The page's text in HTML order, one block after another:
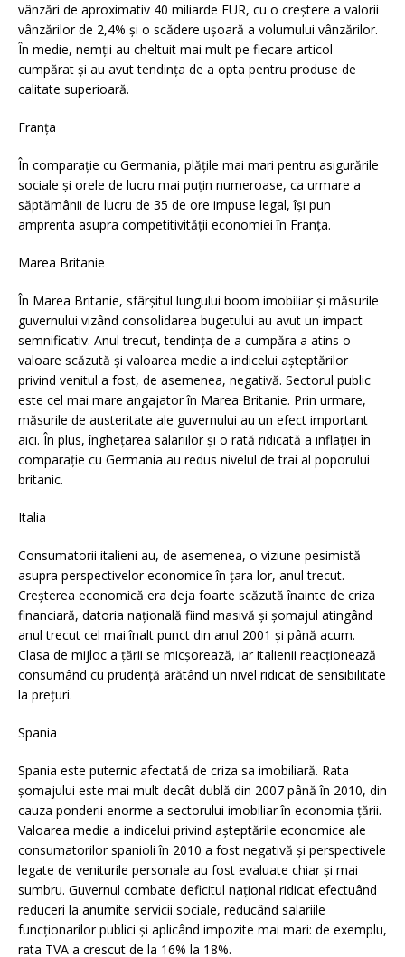
vânzări de aproximativ 40 miliarde EUR, cu o creştere a valorii
vânzărilor de 2,4% şi o scădere uşoară a volumului vânzărilor.
În medie, nemţii au cheltuit mai mult pe fiecare articol
cumpărat şi au avut tendinţa de a opta pentru produse de
calitate superioară.
Franţa
În comparaţie cu Germania, plăţile mai mari pentru asigurările
sociale şi orele de lucru mai puţin numeroase, ca urmare a
săptămânii de lucru de 35 de ore impuse legal, îşi pun
amprenta asupra competitivităţii economiei în Franţa.
Marea Britanie
În Marea Britanie, sfârşitul lungului boom imobiliar şi măsurile
guvernului vizând consolidarea bugetului au avut un impact
semnificativ. Anul trecut, tendinţa de a cumpăra a atins o
valoare scăzută şi valoarea medie a indicelui aşteptărilor
privind venitul a fost, de asemenea, negativă. Sectorul public
este cel mai mare angajator în Marea Britanie. Prin urmare,
măsurile de austeritate ale guvernului au un efect important
aici. În plus, îngheţarea salariilor şi o rată ridicată a inflaţiei în
comparaţie cu Germania au redus nivelul de trai al poporului
britanic.
Italia
Consumatorii italieni au, de asemenea, o viziune pesimistă
asupra perspectivelor economice în ţara lor, anul trecut.
Creşterea economică era deja foarte scăzută înainte de criza
financiară, datoria naţională fiind masivă şi şomajul atingând
anul trecut cel mai înalt punct din anul 2001 şi până acum.
Clasa de mijloc a ţării se micşorează, iar italienii reacţionează
consumând cu prudenţă arătând un nivel ridicat de sensibilitate
la preţuri.
Spania
Spania este puternic afectată de criza sa imobiliară. Rata
şomajului este mai mult decât dublă din 2007 până în 2010, din
cauza ponderii enorme a sectorului imobiliar în economia ţării.
Valoarea medie a indicelui privind aşteptările economice ale
consumatorilor spanioli în 2010 a fost negativă şi perspectivele
legate de veniturile personale au fost evaluate chiar şi mai
sumbru. Guvernul combate deficitul naţional ridicat efectuând
reduceri la anumite servicii sociale, reducând salariile
funcţionarilor publici şi aplicând impozite mai mari: de exemplu,
rata TVA a crescut de la 16% la 18%.